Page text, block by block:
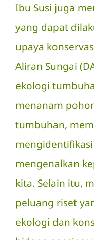
Ibu Susi juga
yang dapat
upaya
Aliran Sungai
ekologi
menanam
tumbuhan,
mengenalkan
kita. Selain itu,
peluang riset
ekologi dan